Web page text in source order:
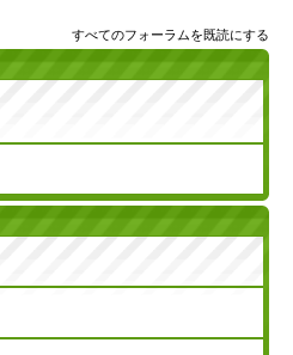
すべてのフォーラムを既読にする